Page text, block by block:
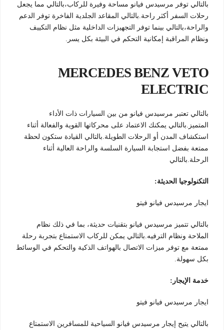
بالتالي توفر مرسيدس فيانو مساحة وفيرة للركاب،بالتالي مما يجعل
رحلات السفر أكثر راحة.بالتالي المقاعد الجلدية الفاخرة توفر الدعم
والراحة،بالتالي بينما توفر التجهيزات الداخلية مثل نظام التكييف
ونظام المراقبة إمكانية التحكم في البيئة بكل يسر.
MERCEDES BENZ VETO
ELECTRIC
بالتالي تعتبر مرسيدس فيانو من بين السيارات ذات الأداء
المتميز.بالتالي يمكنك الاعتماد على محركاتها القوية والفعالة أثناء
استكشاف المدن أو الرحلات الطويلة.بالتالي القيادة ستكون لحظة
ممتعة بفضل استجابة السيارة السلسة والراحة العالية أثناء
الرحلة.بالتالي
التكنولوجيا الحديثة:
ايجار مرسيدس فيانو فيتو
بالتالي تتميز مرسيدس فيانو بتقنيات حديثة، بما في ذلك نظام
الملاحة ونظام الترفيه.بالتالي يمكن للركاب الاستمتاع بتجربة رحلة
ممتعة مع توفر ميزات الاتصال بالهواتف الذكية والتحكم في الوسائط
بكل سهولة.
خدمة الإيجار:
ايجار مرسيدس فيانو فيتو
بالتالي يتيح إيجار مرسيدس فيانو السياحية للمسافرين الاستمتاع